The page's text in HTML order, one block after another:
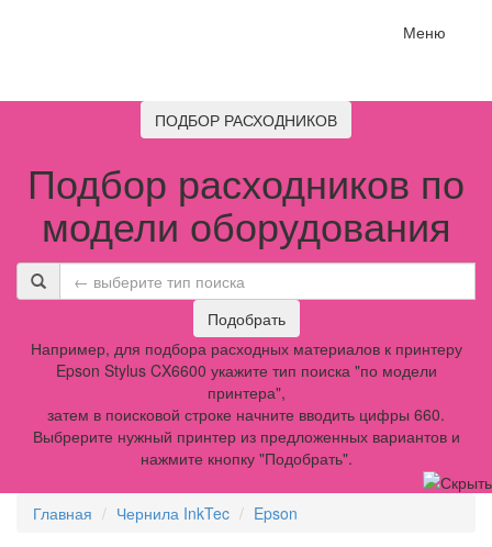
Меню
ПОДБОР РАСХОДНИКОВ
Подбор расходников по
модели оборудования
Подобрать
Например, для подбора расходных материалов к принтеру
Epson Stylus CX6600 укажите тип поиска "по модели
принтера",
затем в поисковой строке начните вводить цифры 660.
Выбрерите нужный принтер из предложенных вариантов и
нажмите кнопку "Подобрать".
Главная Чернила InkTec Epson